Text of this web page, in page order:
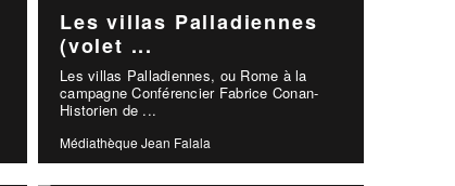
Les villas Palladiennes
(volet ...
Les villas Palladiennes, ou Rome à la
campagne Conférencier Fabrice Conan-
Historien de ...
Médiathèque Jean Falala